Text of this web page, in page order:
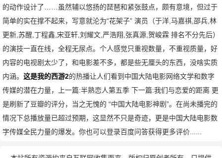
的动作设计了……虽然辅以悠扬的琵琶和紧张鼓点，颇有意境，但过于
简单的实在撑不起来，写意就沦为“花架子” 演员（于洋,马嘉祺,邵兵,林
更新,苏醒,丁程鑫,宋亚轩,刘耀文,严浩翔,张真源,贺峻霖 排名不分先后）
的演技一直在线，全程无尿点。个人感觉只重视数量，不重视质量，好
内容的电视剧太少了，和电影差不多，都是些无厘头的东西，没啥实质
内涵。 这是我的西游2的热播让人们看到中国大陆电影网络文学和数字
传媒的潜在力量，
上一篇:半熟恋人第五季 下一篇:我们与恋爱的距离 更
是刷新了豆瓣的评分，当之无愧的 “中国大陆电影神剧”。在尚未播完的
情况下总播放量已超过预期，这显然不只是奇迹，更是中国大陆电影数
字传媒全民力量的爆发。你也可以登录百度问答获得更多评价......